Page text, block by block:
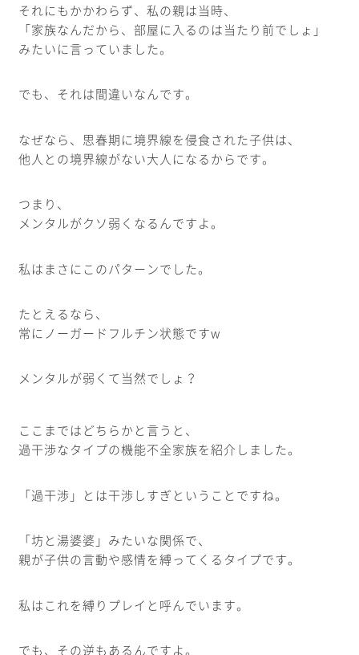
それにもかかわらず、私の親は当時、
「家族なんだから、部屋に入るのは当たり前でしょ」
みたいに言っていました。
でも、それは間違いなんです。
なぜなら、思春期に境界線を侵食された子供は、
他人との境界線がない大人になるからです。
つまり、
メンタルがクソ弱くなるんですよ。
私はまさにこのパターンでした。
たとえるなら、
常にノーガードフルチン状態ですw
メンタルが弱くて当然でしょ？
ここまではどちらかと言うと、
過干渉なタイプの機能不全家族を紹介しました。
「過干渉」とは干渉しすぎということですね。
「坊と湯婆婆」みたいな関係で、
親が子供の言動や感情を縛ってくるタイプです。
私はこれを縛りプレイと呼んでいます。
でも、その逆もあるんですよ。